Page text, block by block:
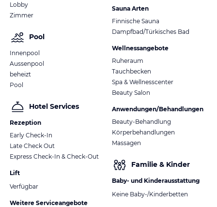
Lobby
Zimmer
Pool
Innenpool
Aussenpool
beheizt
Pool
Hotel Services
Rezeption
Early Check-In
Late Check Out
Express Check-In & Check-Out
Lift
Verfügbar
Weitere Serviceangebote
Sauna Arten
Finnische Sauna
Dampfbad/Türkisches Bad
Wellnessangebote
Ruheraum
Tauchbecken
Spa & Wellnesscenter
Beauty Salon
Anwendungen/Behandlungen
Beauty-Behandlung
Körperbehandlungen
Massagen
Familie & Kinder
Baby- und Kinderausstattung
Keine Baby-/Kinderbetten